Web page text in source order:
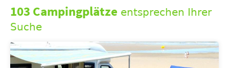
103 Campingplätze entsprechen Ihrer
Suche